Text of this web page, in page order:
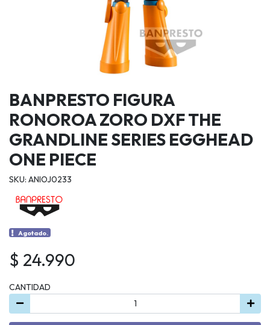
BANPRESTO FIGURA
RONOROA ZORO DXF THE
GRANDLINE SERIES EGGHEAD
ONE PIECE
SKU: ANIOJ0233
Agotado.
$ 24.990
CANTIDAD